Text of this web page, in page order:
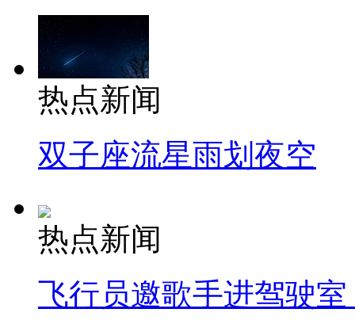
热点新闻
双子座流星雨划夜空
热点新闻
飞行员邀歌手进驾驶